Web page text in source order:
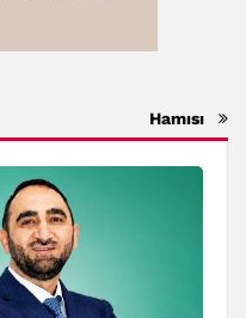
Hamısı